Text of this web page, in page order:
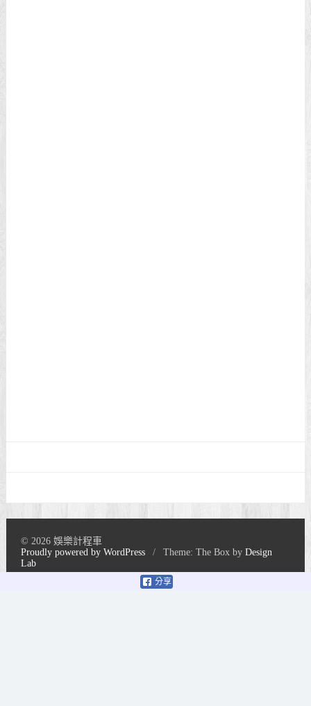
分享
© 2026 娛樂計程車
Proudly powered by WordPress
/ Theme: The Box byDesign
Lab